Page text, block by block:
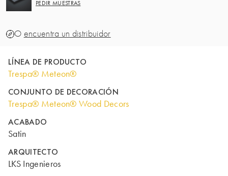
PEDIR MUESTRAS
O encuentra un distribuidor
LÍNEA DE PRODUCTO
Trespa® Meteon®
CONJUNTO DE DECORACIÓN
Trespa® Meteon® Wood Decors
ACABADO
Satin
ARQUITECTO
LKS Ingenieros